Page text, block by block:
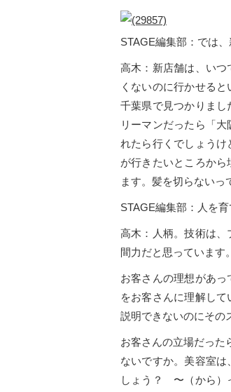
STAGE編集部：では
高木：新店舗は、い
くないのに行かせる
千葉県で見つかりま
リーマンだったら「
れたら行くでしょう
が行きたいところか
ます。髪を切らないっ
STAGE編集部：人を
高木：人柄。技術は、
間力だと思っています
お客さんの理想があ
をお客さんに理解し
説明できないのにその
お客さんの立場だった
ないですか。美容室
しょう？ 〜（から）